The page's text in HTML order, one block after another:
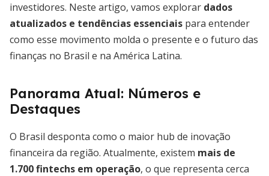
investidores. Neste artigo, vamos explorar dados
atualizados e tendências essenciais para entender
como esse movimento molda o presente e o futuro das
finanças no Brasil e na América Latina.
Panorama Atual: Números e
Destaques
O Brasil desponta como o maior hub de inovação
financeira da região. Atualmente, existem mais de
1.700 fintechs em operação, o que representa cerca